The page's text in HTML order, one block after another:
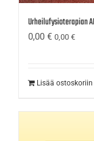
Urheilufysioterapian
0,00 € 0,00 €
Lisää ostoskoriin